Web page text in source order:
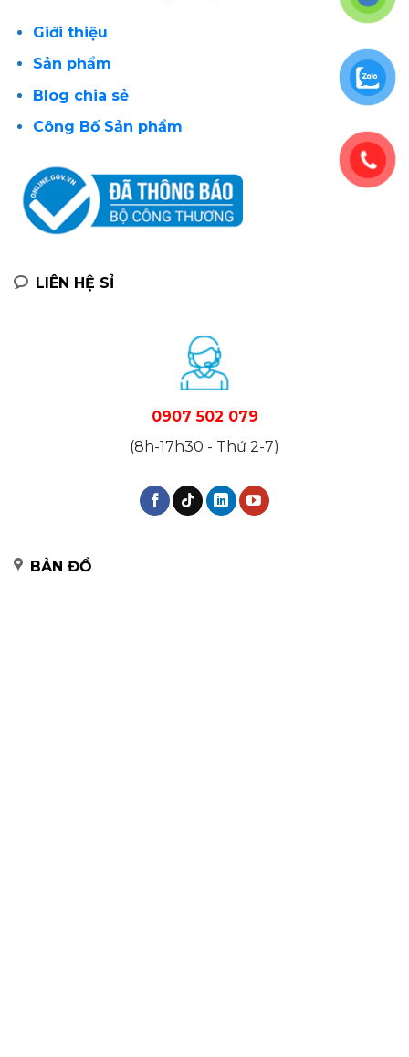
Giới thiệu
Sản phẩm
Blog chia sẻ
Công Bố Sản phẩm
LIÊN HỆ SỈ
0907 502 079
(8h-17h30 - Thứ 2-7)
BẢN ĐỒ